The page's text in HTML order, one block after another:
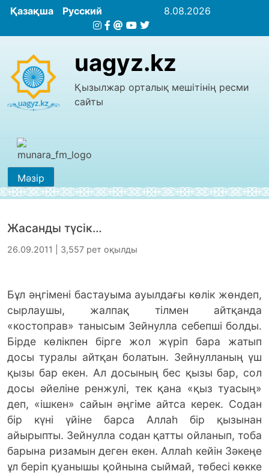
Қазақша Русский 8.08.2026
uagyz.kz
Қызылжар орталық мешітінің ресми
сайты
Мәзір
Жасанды түсік…
26.09.2011 | 3,557 рет оқылды
Бұл әңгімені бастауыма ауылдағы көлік жөндеп,
сырлаушы, жалпақ тілмен айтқанда
«костоправ» танысым Зейнулла себепші болды.
Бірде көлікпен бірге жол жүріп бара жатып
досы туралы айтқан болатын. Зейнулланың үш
қызы бар екен. Ал досының бес қызы бар, сол
досы әйеліне ренжулі, тек қана «қыз туасың»
деп, «ішкен» сайын әңгіме айтса керек. Содан
бір күні үйіне барса Аллаһ бір қызынан
айырыпты. Зейнулла содан қатты ойланып, тоба
барына ризамын деген екен. Аллаһ кейін Зәкеңе
ұл беріп қуанышы қойнына сыймай, төбесі көкке